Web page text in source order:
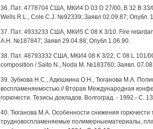
36. Пат. 4778704 США, МКИ4 D 03 D 27/00, В 32 В 33/
Wells R.L., Cole C.J. №92339; Заявл 02.09.87; Опубл.
37. Пат. 4933233 США, МКИ5 С 08 К 3/10. Fire
A.H. №187847; Заявл 29.04.88; Опубл 1.06.90.
38. Пат. 48793332 США, МКИ4 08 К 3/22, С 08 L 101/
composition / Saito N., Noda M. №183760; Заявл.
39. Зубкова H.C., Адюшкина О.Н., Тюганова М.А.
воспламеняемостью // Вторая Международная
горючести. Тезисы докладов. Волгоград. - 1992.- С.
40. Тюганова М.А. Особенности снижения горючести
трудновоспламеняемые полимерныематериалы,